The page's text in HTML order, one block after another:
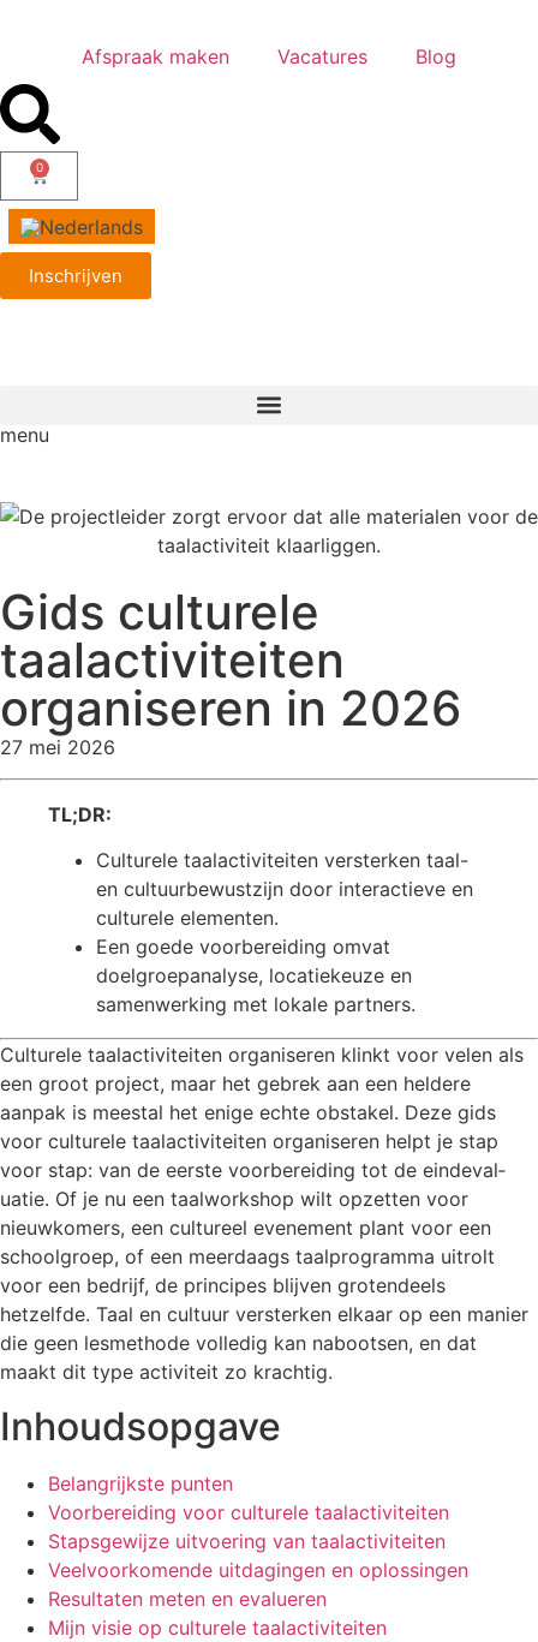
Afspraak maken Vacatures Blog
0
Inschrijven
menu
Gids culturele
taalactiviteiten
organiseren in 2026
27 mei 2026
TL;DR:
Culturele taalactiviteiten versterken taal-
en cultuurbewustzijn door interactieve en
culturele elementen.
Een goede voorbereiding omvat
doelgroepanalyse, locatiekeuze en
samenwerking met lokale partners.
Culturele taalactiviteiten organiseren klinkt voor velen als
een groot project, maar het gebrek aan een heldere
aanpak is meestal het enige echte obstakel. Deze gids
voor culturele taalactiviteiten organiseren helpt je stap
voor stap: van de eerste voorbereiding tot de eindeval­
uatie. Of je nu een taalworkshop wilt opzetten voor
nieuwkomers, een cultureel evenement plant voor een
schoolgroep, of een meerdaags taalprogramma uitrolt
voor een bedrijf, de principes blijven grotendeels
hetzelfde. Taal en cultuur versterken elkaar op een manier
die geen lesmethode volledig kan nabootsen, en dat
maakt dit type activiteit zo krachtig.
Inhoudsopgave
Belangrijkste punten
Voorbereiding voor culturele taalactiviteiten
Stapsgewijze uitvoering van taalactiviteiten
Veelvoorkomende uitdagingen en oplossingen
Resultaten meten en evalueren
Mijn visie op culturele taalactiviteiten